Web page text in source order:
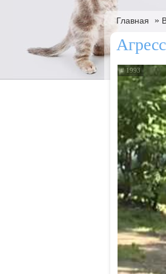
Главная »
# 1993